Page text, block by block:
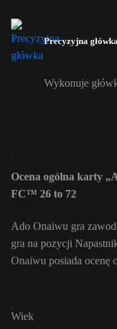
Precyzyjna główka
Wykonuje
Ocena ogólna karty
FC™ 26 to 72
Ado Onaiwu gra
gra na pozycji
Onaiwu posiada ocenę
Wiek